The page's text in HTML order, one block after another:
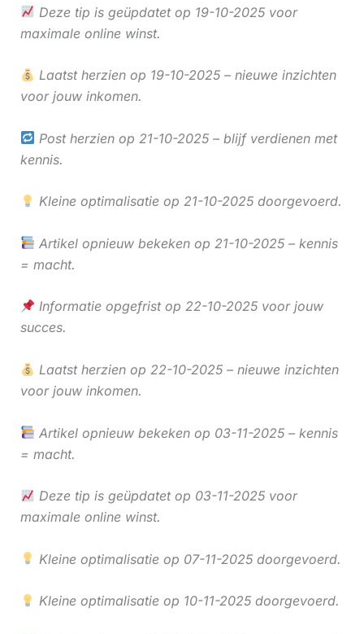
Deze tip is geüpdatet op 19-10-2025 voor
maximale online winst.
Laatst herzien op 19-10-2025 – nieuwe inzichten
voor jouw inkomen.
Post herzien op 21-10-2025 – blijf verdienen met
kennis.
Kleine optimalisatie op 21-10-2025 doorgevoerd.
Artikel opnieuw bekeken op 21-10-2025 – kennis
= macht.
Informatie opgefrist op 22-10-2025 voor jouw
succes.
Laatst herzien op 22-10-2025 – nieuwe inzichten
voor jouw inkomen.
Artikel opnieuw bekeken op 03-11-2025 – kennis
= macht.
Deze tip is geüpdatet op 03-11-2025 voor
maximale online winst.
Kleine optimalisatie op 07-11-2025 doorgevoerd.
Kleine optimalisatie op 10-11-2025 doorgevoerd.